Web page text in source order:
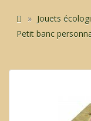
Jouets
Petit banc